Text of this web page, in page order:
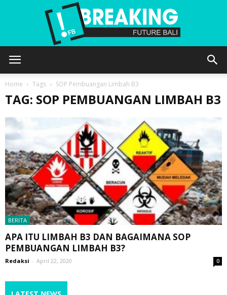
Home Tags SOP Pembuangan Limbah B3
TAG: SOP PEMBUANGAN LIMBAH B3
BERITA
APA ITU LIMBAH B3 DAN BAGAIMANA SOP
PEMBUANGAN LIMBAH B3?
Redaksi - April 22, 2020 0